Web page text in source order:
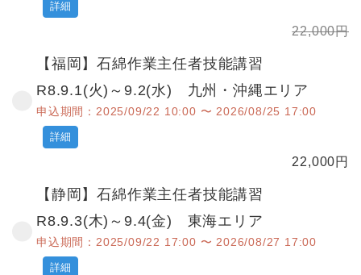
詳細
22,000円
【福岡】石綿作業主任者技能講習
R8.9.1(火)～9.2(水) 九州・沖縄エリア
申込期間：2025/09/22 10:00 〜 2026/08/25 17:00
詳細
22,000円
【静岡】石綿作業主任者技能講習
R8.9.3(木)～9.4(金) 東海エリア
申込期間：2025/09/22 17:00 〜 2026/08/27 17:00
詳細